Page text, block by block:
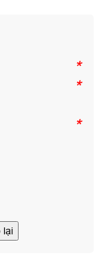
*
*
*
lại